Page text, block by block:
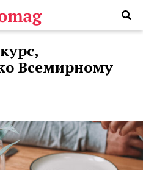
Всемирному